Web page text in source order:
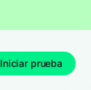
Iniciar prueba